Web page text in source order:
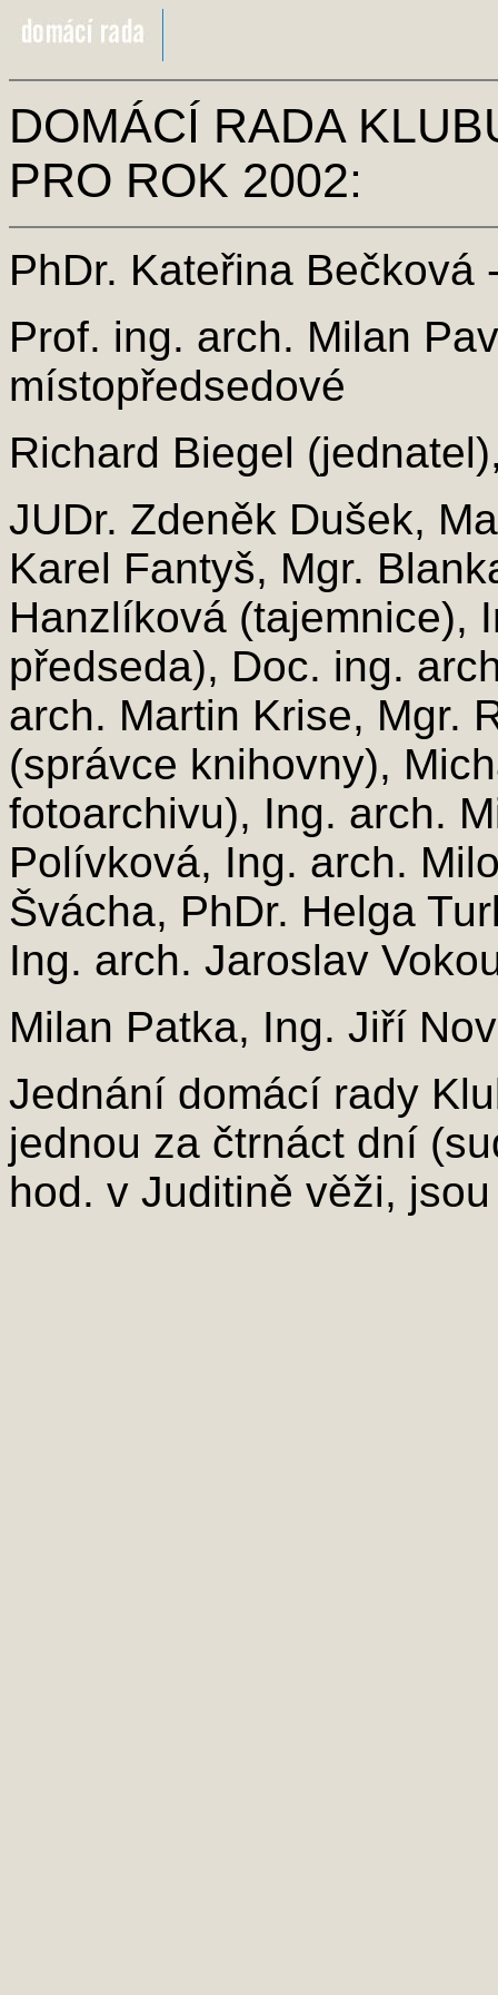
DOMÁCÍ RADA
PRO ROK 2002:
PhDr. Kateřina Bečková
Prof. ing. arch. Milan
místopředsedové
Richard Biegel
JUDr. Zdeněk Dušek,
Karel Fantyš, Mgr.
Hanzlíková (tajemnice),
předseda), Doc. ing.
arch. Martin Krise, Mgr.
(správce knihovny),
fotoarchivu), Ing. arch.
Polívková, Ing. arch.
Švácha, PhDr. Helga
Ing. arch. Jaroslav
Milan Patka, Ing. Jiří
Jednání domácí rady
jednou za čtrnáct dní
hod. v Juditině věži,